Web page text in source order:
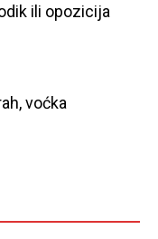
ili opozicija
voćka